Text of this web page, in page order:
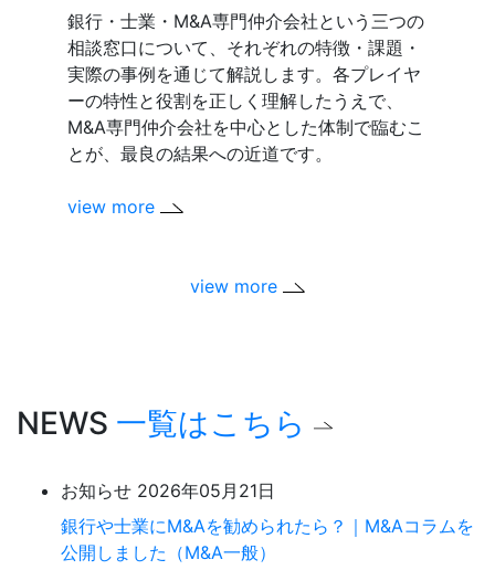
銀行・士業・M&A専門仲介会社という三つの
相談窓口について、それぞれの特徴・課題・
実際の事例を通じて解説します。各プレイヤ
ーの特性と役割を正しく理解したうえで、
M&A専門仲介会社を中心とした体制で臨むこ
とが、最良の結果への近道です。
view more
view more
NEWS 一覧はこちら
お知らせ 2026年05月21日
銀行や士業にM&Aを勧められたら？｜M&Aコラムを
公開しました（M&A一般）